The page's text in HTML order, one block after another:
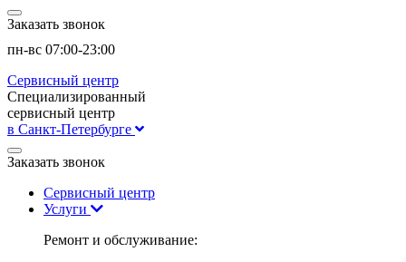
Заказать звонок
пн-вс 07:00-23:00
Сервисный центр
Специализированный
сервисный центр
в Санкт-Петербурге
Заказать звонок
Сервисный центр
Услуги
Ремонт и обслуживание: